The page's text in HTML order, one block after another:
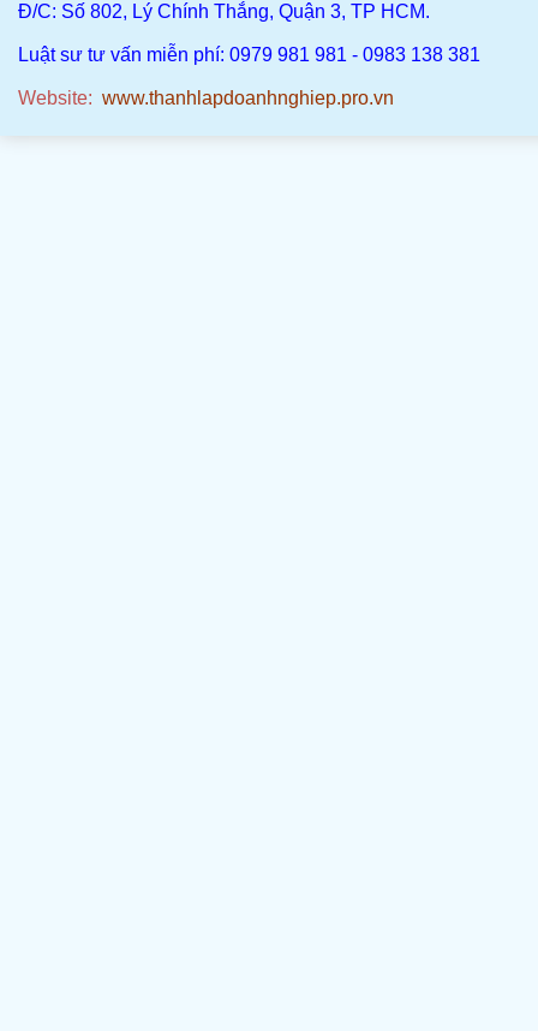
Đ/C: Số 802, Lý Chính Thắng, Quận 3, TP HCM.
Luật sư tư vấn miễn phí: 0979 981 981 - 0983 138 381
Website: www.thanhlapdoanhnghiep.pro.vn